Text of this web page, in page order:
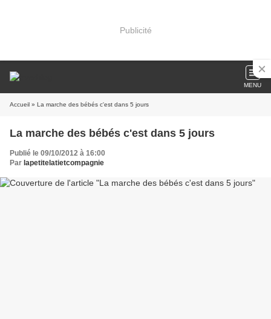
Publicité
MENU
Accueil » La marche des bébés c'est dans 5 jours
La marche des bébés c'est dans 5 jours
Publié le 09/10/2012 à 16:00
Par lapetitelatietcompagnie